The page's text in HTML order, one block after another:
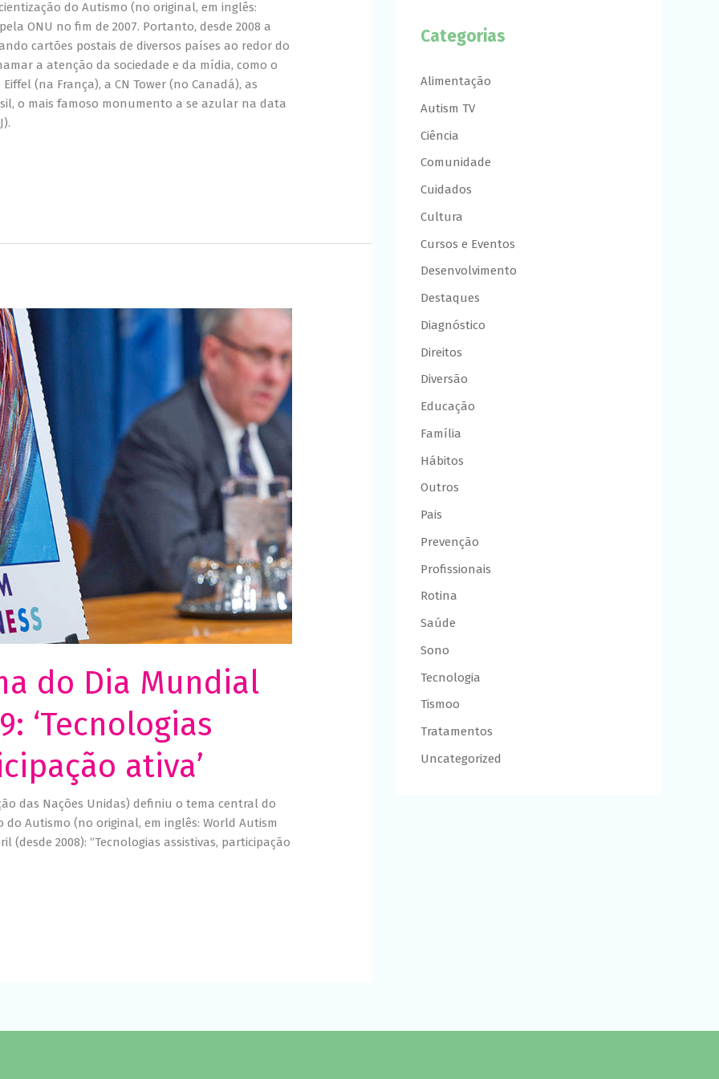
do Autismo (no original, em inglês:
ONU no fim de 2007. Portanto, desde 2008 a
cartões postais de diversos países ao redor do
a atenção da sociedade e da mídia, como o
(na França), a CN Tower (no Canadá), as
o mais famoso monumento a se azular na data
do Dia Mundial
‘Tecnologias
ativa’
das Nações Unidas) definiu o tema central do
do Autismo (no original, em inglês: World Autism
(desde 2008): “Tecnologias assistivas, participação
Categorias
Alimentação
Autism TV
Ciência
Comunidade
Cuidados
Cultura
Cursos e Eventos
Desenvolvimento
Destaques
Diagnóstico
Direitos
Diversão
Educação
Família
Hábitos
Outros
Pais
Prevenção
Profissionais
Rotina
Saúde
Sono
Tecnologia
Tismoo
Tratamentos
Uncategorized
Experiência
Para que o
funcione o
melhor
possível
durante a sua
visita. Se você
Marketing
comportamento
ao visitar nosso
site, você
aumenta a
chance de ver
conteúdo e
ofertas
personalizadas.